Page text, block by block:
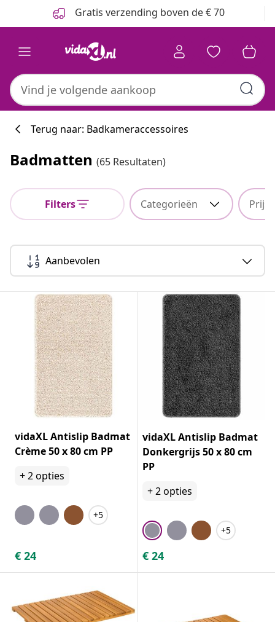
Gratis verzending boven de € 70
Terug naar: Badkameraccessoires
Badmatten (65 Resultaten)
Filters Categorieën Prijs
Aanbevolen
vidaXL Antislip Badmat
Crème 50 x 80 cm PP
+2opties
+5
€ 24
vidaXL Antislip Badmat
Donkergrijs 50 x 80 cm
PP
+2opties
+5
€ 24